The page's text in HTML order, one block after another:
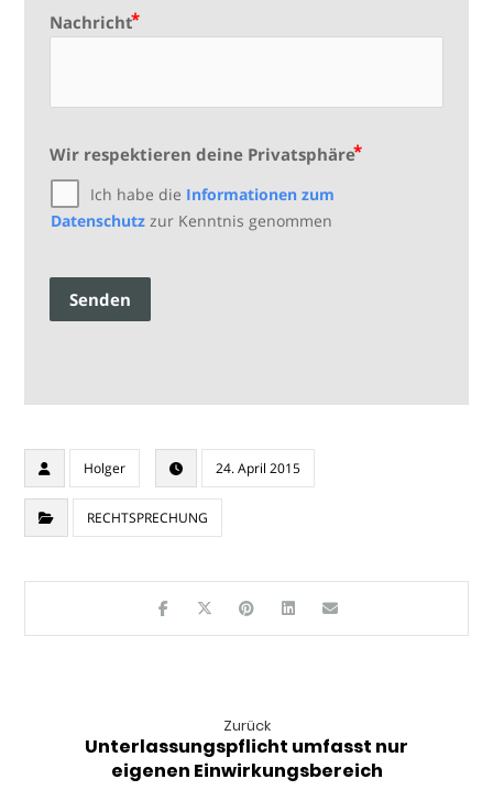
Nachricht
Wir respektieren deine Privatsphäre
Ich habe die Informationen zum
Datenschutzzur Kenntnis genommen
Senden
Holger 24. April 2015
RECHTSPRECHUNG
Zurück
Unterlassungspflicht umfasst nur
eigenen Einwirkungsbereich